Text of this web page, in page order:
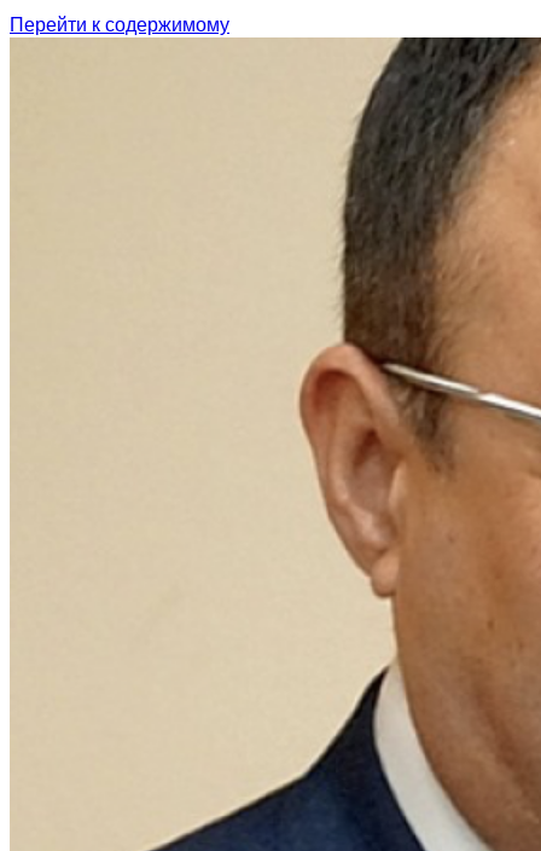
Перейти к содержимому